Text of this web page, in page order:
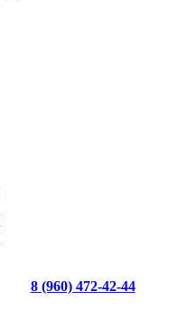
8 (960) 472-42-44